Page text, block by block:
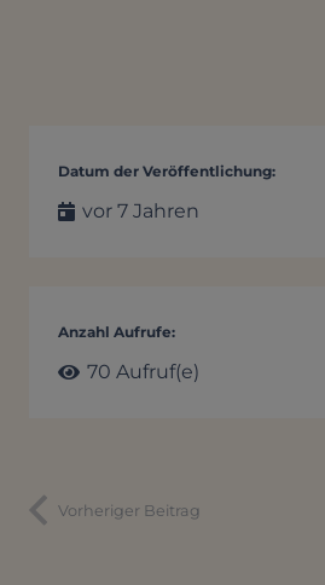
Datum der Veröffentlichung:
vor 7 Jahren
Anzahl Aufrufe:
70 Aufruf(e)
Vorheriger Beitrag